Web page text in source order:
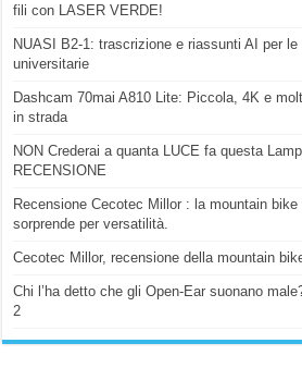
fili con LASER VERDE!
NUASI B2-1: trascrizione e riassunti AI per
universitarie
Dashcam 70mai A810 Lite: Piccola, 4K e
in strada
NON Crederai a quanta LUCE fa questa
RECENSIONE
Recensione Cecotec Millor : la mountain
sorprende per versatilità.
Cecotec Millor, recensione della mountain
Chi l’ha detto che gli Open-Ear suonano
2